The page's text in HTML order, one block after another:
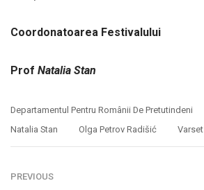
Coordonatoarea Festivalului
Prof Natalia Stan
Departamentul Pentru Românii De Pretutindeni
Natalia Stan
Olga Petrov Radišić Varset
PREVIOUS